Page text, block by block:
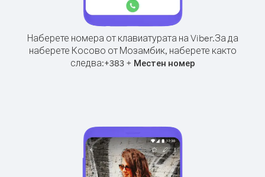
Наберете номера от клавиатурата на Viber.За да
наберете Косово от Мозамбик, наберете както
следва:+383+ Местен номер